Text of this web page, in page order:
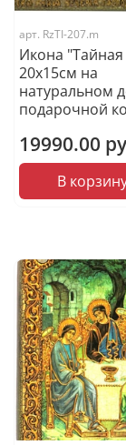
арт. RzTI-207.m
Икона
20х15см на
натуральном
подарочной
19990.00
В